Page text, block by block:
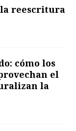
la reescritura
cómo los
el
la